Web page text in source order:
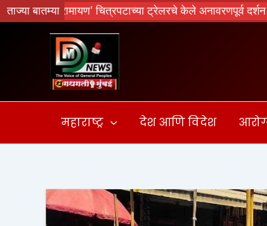
ताज्या बातम्याचित्रपटाच्या ट्रेलरचे केले अनावरणपूर्व दर्शन
Skip
to
महाराष्ट्र देश आणि विदेश